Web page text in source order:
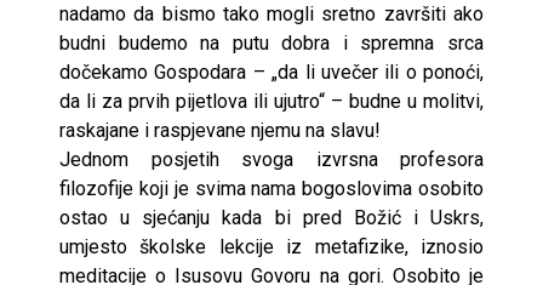
nadamo da bismo tako mogli sretno završiti ako
budni budemo na putu dobra i spremna srca
dočekamo Gospodara – „da li uvečer ili o ponoći,
da li za prvih pijetlova ili ujutro“ – budne u molitvi,
raskajane i raspjevane njemu na slavu!
Jednom posjetih svoga izvrsna profesora
filozofije koji je svima nama bogoslovima osobito
ostao u sjećanju kada bi pred Božić i Uskrs,
umjesto školske lekcije iz metafizike, iznosio
meditacije o Isusovu Govoru na gori. Osobito je